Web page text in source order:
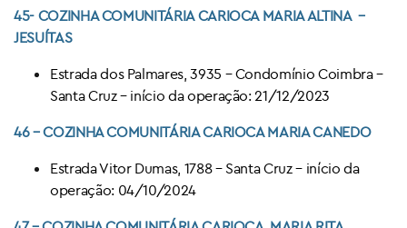
45- COZINHA COMUNITÁRIA CARIOCAMARIA ALTINA –
JESUÍTAS
Estrada dos Palmares, 3935 – Condomínio Coimbra –
Santa Cruz – início da operação: 21/12/2023
46 – COZINHA COMUNITÁRIA CARIOCAMARIA CANEDO
Estrada Vitor Dumas, 1788 – Santa Cruz – início da
operação: 04/10/2024